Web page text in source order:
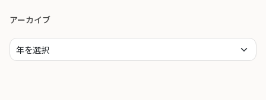
アーカイブ